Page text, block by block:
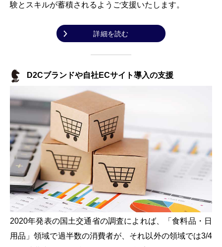
験とスキルが蓄積されるようご支援いたします。
詳細を読む
D2Cブランドや自社ECサイト導入の支援
2020年発表の国土交通省の調査によれば、「食料品・日
用品」領域で過半数の消費者が、それ以外の領域では3/4